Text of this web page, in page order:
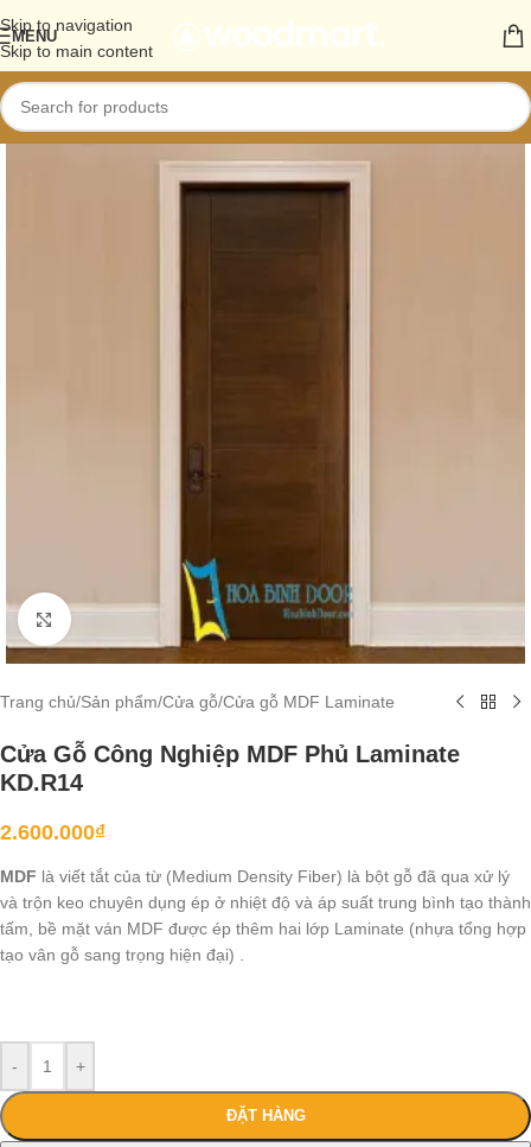
Skip to navigation
Skip to main content
MENU
Click to enlarge
Trang chủ/Sản phẩm/Cửa gỗ/Cửa gỗ MDF Laminate
Cửa Gỗ Công Nghiệp MDF Phủ Laminate
KD.R14
2.600.000₫
MDF là viết tắt của từ (Medium Density Fiber) là bột gỗ đã qua xử lý
và trộn keo chuyên dụng ép ở nhiệt độ và áp suất trung bình tạo thành
tấm, bề mặt ván MDF được ép thêm hai lớp Laminate (nhựa tổng hợp
tạo vân gỗ sang trọng hiện đại) .
- +
ĐẶT HÀNG